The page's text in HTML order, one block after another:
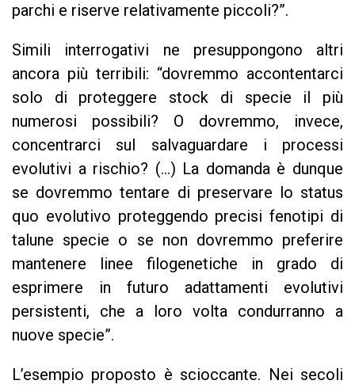
parchi e riserve relativamente piccoli?”.
Simili interrogativi ne presuppongono altri
ancora più terribili: “dovremmo accontentarci
solo di proteggere stock di specie il più
numerosi possibili? O dovremmo, invece,
concentrarci sul salvaguardare i processi
evolutivi a rischio? (…) La domanda è dunque
se dovremmo tentare di preservare lo status
quo evolutivo proteggendo precisi fenotipi di
talune specie o se non dovremmo preferire
mantenere linee filogenetiche in grado di
esprimere in futuro adattamenti evolutivi
persistenti, che a loro volta condurranno a
nuove specie”.
L’esempio proposto è scioccante. Nei secoli